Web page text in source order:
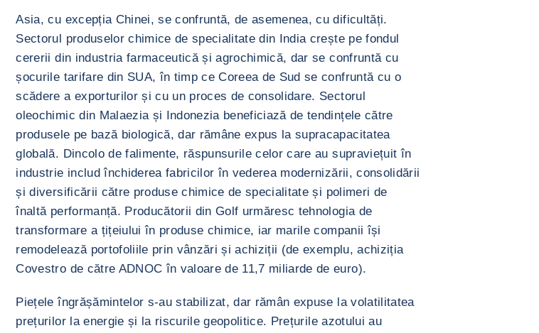
Asia, cu excepția Chinei, se confruntă, de asemenea, cu dificultăți.
Sectorul produselor chimice de specialitate din India crește pe fondul
cererii din industria farmaceutică și agrochimică, dar se confruntă cu
șocurile tarifare din SUA, în timp ce Coreea de Sud se confruntă cu o
scădere a exporturilor și cu un proces de consolidare. Sectorul
oleochimic din Malaezia și Indonezia beneficiază de tendințele către
produsele pe bază biologică, dar rămâne expus la supracapacitatea
globală. Dincolo de falimente, răspunsurile celor care au supraviețuit în
industrie includ închiderea fabricilor în vederea modernizării, consolidării
și diversificării către produse chimice de specialitate și polimeri de
înaltă performanță. Producătorii din Golf urmăresc tehnologia de
transformare a țițeiului în produse chimice, iar marile companii își
remodelează portofoliile prin vânzări și achiziții (de exemplu, achiziția
Covestro de către ADNOC în valoare de 11,7 miliarde de euro).
Piețele îngrășămintelor s-au stabilizat, dar rămân expuse la volatilitatea
prețurilor la energie și la riscurile geopolitice. Prețurile azotului au